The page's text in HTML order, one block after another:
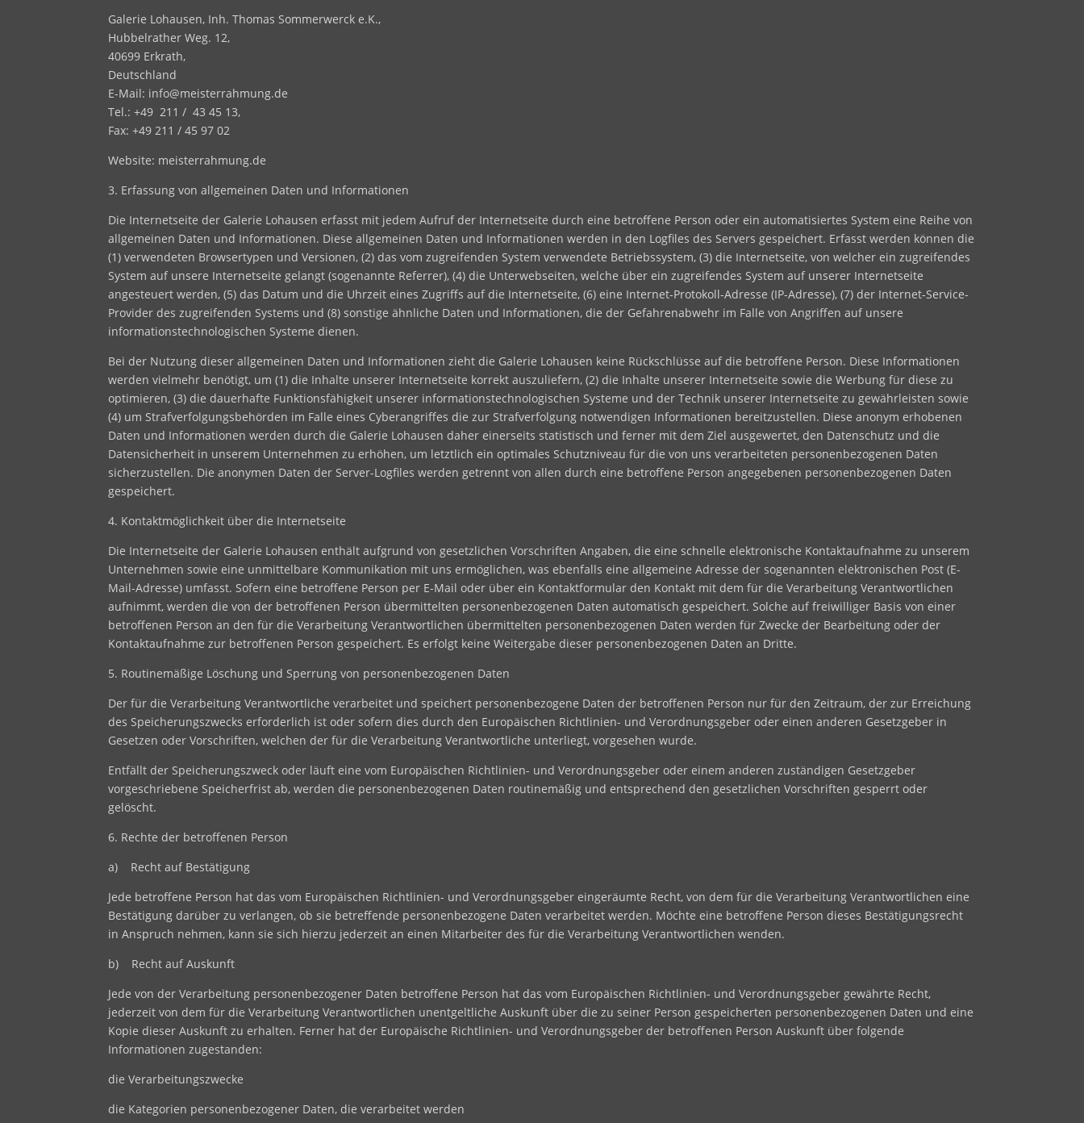
Galerie Lohausen, Inh. Thomas Sommerwerck e.K.,
Hubbelrather Weg. 12,
40699 Erkrath,
Deutschland
E-Mail: info@meisterrahmung.de
Tel.: +49 211 / 43 45 13,
Fax: +49 211 / 45 97 02
Website: meisterrahmung.de
3. Erfassung von allgemeinen Daten und Informationen
Die Internetseite der Galerie Lohausen erfasst mit jedem Aufruf der Internetseite durch eine betroffene Person oder ein automatisiertes System eine Reihe von
allgemeinen Daten und Informationen. Diese allgemeinen Daten und Informationen werden in den Logfiles des Servers gespeichert. Erfasst werden können die
(1) verwendeten Browsertypen und Versionen, (2) das vom zugreifenden System verwendete Betriebssystem, (3) die Internetseite, von welcher ein zugreifendes
System auf unsere Internetseite gelangt (sogenannte Referrer), (4) die Unterwebseiten, welche über ein zugreifendes System auf unserer Internetseite
angesteuert werden, (5) das Datum und die Uhrzeit eines Zugriffs auf die Internetseite, (6) eine Internet-Protokoll-Adresse (IP-Adresse), (7) der Internet-Service-
Provider des zugreifenden Systems und (8) sonstige ähnliche Daten und Informationen, die der Gefahrenabwehr im Falle von Angriffen auf unsere
informationstechnologischen Systeme dienen.
Bei der Nutzung dieser allgemeinen Daten und Informationen zieht die Galerie Lohausen keine Rückschlüsse auf die betroffene Person. Diese Informationen
werden vielmehr benötigt, um (1) die Inhalte unserer Internetseite korrekt auszuliefern, (2) die Inhalte unserer Internetseite sowie die Werbung für diese zu
optimieren, (3) die dauerhafte Funktionsfähigkeit unserer informationstechnologischen Systeme und der Technik unserer Internetseite zu gewährleisten sowie
(4) um Strafverfolgungsbehörden im Falle eines Cyberangriffes die zur Strafverfolgung notwendigen Informationen bereitzustellen. Diese anonym erhobenen
Daten und Informationen werden durch die Galerie Lohausen daher einerseits statistisch und ferner mit dem Ziel ausgewertet, den Datenschutz und die
Datensicherheit in unserem Unternehmen zu erhöhen, um letztlich ein optimales Schutzniveau für die von uns verarbeiteten personenbezogenen Daten
sicherzustellen. Die anonymen Daten der Server-Logfiles werden getrennt von allen durch eine betroffene Person angegebenen personenbezogenen Daten
gespeichert.
4. Kontaktmöglichkeit über die Internetseite
Die Internetseite der Galerie Lohausen enthält aufgrund von gesetzlichen Vorschriften Angaben, die eine schnelle elektronische Kontaktaufnahme zu unserem
Unternehmen sowie eine unmittelbare Kommunikation mit uns ermöglichen, was ebenfalls eine allgemeine Adresse der sogenannten elektronischen Post (E-
Mail-Adresse) umfasst. Sofern eine betroffene Person per E-Mail oder über ein Kontaktformular den Kontakt mit dem für die Verarbeitung Verantwortlichen
aufnimmt, werden die von der betroffenen Person übermittelten personenbezogenen Daten automatisch gespeichert. Solche auf freiwilliger Basis von einer
betroffenen Person an den für die Verarbeitung Verantwortlichen übermittelten personenbezogenen Daten werden für Zwecke der Bearbeitung oder der
Kontaktaufnahme zur betroffenen Person gespeichert. Es erfolgt keine Weitergabe dieser personenbezogenen Daten an Dritte.
5. Routinemäßige Löschung und Sperrung von personenbezogenen Daten
Der für die Verarbeitung Verantwortliche verarbeitet und speichert personenbezogene Daten der betroffenen Person nur für den Zeitraum, der zur Erreichung
des Speicherungszwecks erforderlich ist oder sofern dies durch den Europäischen Richtlinien- und Verordnungsgeber oder einen anderen Gesetzgeber in
Gesetzen oder Vorschriften, welchen der für die Verarbeitung Verantwortliche unterliegt, vorgesehen wurde.
Entfällt der Speicherungszweck oder läuft eine vom Europäischen Richtlinien- und Verordnungsgeber oder einem anderen zuständigen Gesetzgeber
vorgeschriebene Speicherfrist ab, werden die personenbezogenen Daten routinemäßig und entsprechend den gesetzlichen Vorschriften gesperrt oder
gelöscht.
6. Rechte der betroffenen Person
a) Recht auf Bestätigung
Jede betroffene Person hat das vom Europäischen Richtlinien- und Verordnungsgeber eingeräumte Recht, von dem für die Verarbeitung Verantwortlichen eine
Bestätigung darüber zu verlangen, ob sie betreffende personenbezogene Daten verarbeitet werden. Möchte eine betroffene Person dieses Bestätigungsrecht
in Anspruch nehmen, kann sie sich hierzu jederzeit an einen Mitarbeiter des für die Verarbeitung Verantwortlichen wenden.
b) Recht auf Auskunft
Jede von der Verarbeitung personenbezogener Daten betroffene Person hat das vom Europäischen Richtlinien- und Verordnungsgeber gewährte Recht,
jederzeit von dem für die Verarbeitung Verantwortlichen unentgeltliche Auskunft über die zu seiner Person gespeicherten personenbezogenen Daten und eine
Kopie dieser Auskunft zu erhalten. Ferner hat der Europäische Richtlinien- und Verordnungsgeber der betroffenen Person Auskunft über folgende
Informationen zugestanden:
die Verarbeitungszwecke
die Kategorien personenbezogener Daten, die verarbeitet werden